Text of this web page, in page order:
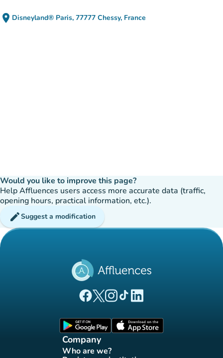
place Disneyland® Paris, 77777 Chessy, France
(open in Google Maps)
(new tab)
Would you like to improve this page?
Help Affluences users access more accurate data (traffic,
opening hours, practical information, etc.).
editSuggest a modification
(new tab)
(new tab)
(new tab)(new tab)
(new tab)
Company
Who are we?
(new tab)